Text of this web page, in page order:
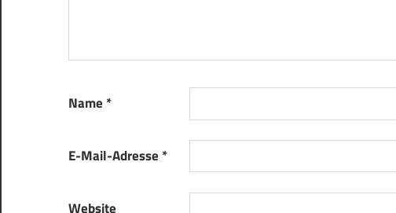
Name *
E-Mail-Adresse *
Website